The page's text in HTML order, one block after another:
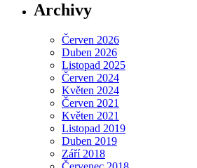
Archivy
Červen 2026
Duben 2026
Listopad 2025
Červen 2024
Květen 2024
Červen 2021
Květen 2021
Listopad 2019
Duben 2019
Září 2018